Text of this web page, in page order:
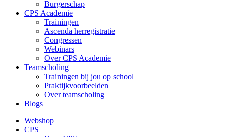
Burgerschap
CPS Academie
Trainingen
Ascenda herregistratie
Congressen
Webinars
Over CPS Academie
Teamscholing
Trainingen bij jou op school
Praktijkvoorbeelden
Over teamscholing
Blogs
Webshop
CPS